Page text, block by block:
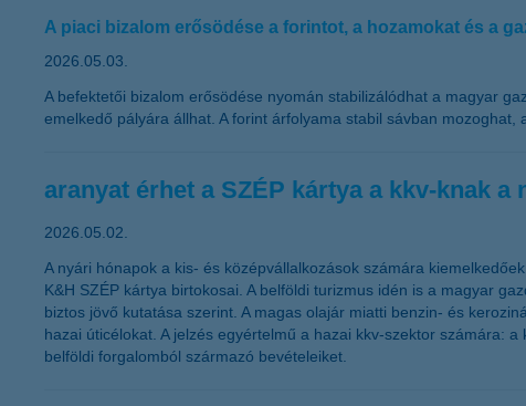
A piaci bizalom erősödése a forintot, a hozamokat és a
2026.05.03.
A befektetői bizalom erősödése nyomán stabilizálódhat a magyar
emelkedő pályára állhat. A forint árfolyama stabil sávban
aranyat érhet a SZÉP kártya a kkv-knak a
2026.05.02.
A nyári hónapok a kis- és középvállalkozások számára
K&H SZÉP kártya birtokosai. A belföldi turizmus idén is a magyar
biztos jövő kutatása szerint. A magas olajár miatti benzin- és
hazai úticélokat. A jelzés egyértelmű a hazai kkv-szektor számára:
belföldi forgalomból származó bevételeiket.